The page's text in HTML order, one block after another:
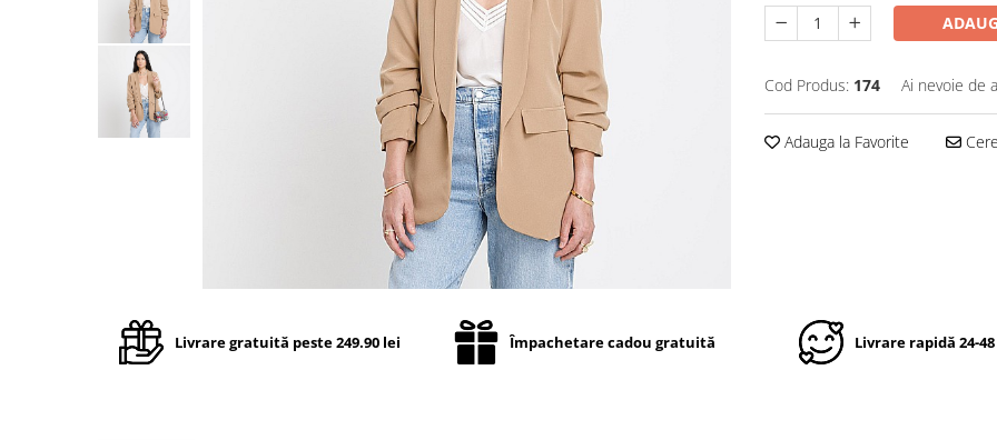
Cod Produs: 174 Ai nevoie de
Adauga la Favorite
Livrare gratuită peste 249.90 lei Împachetare cadou gratuită Livrare rapidă 24-